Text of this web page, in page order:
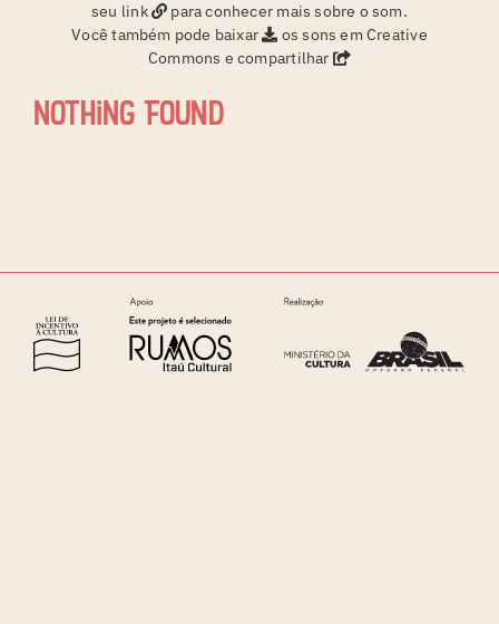
Créditos
Sonário da Terra
Instagram
seu link
para conhecer mais sobre o som.
Você também pode baixar
os sons em Creative
Commons e compartilhar
Nothing Found